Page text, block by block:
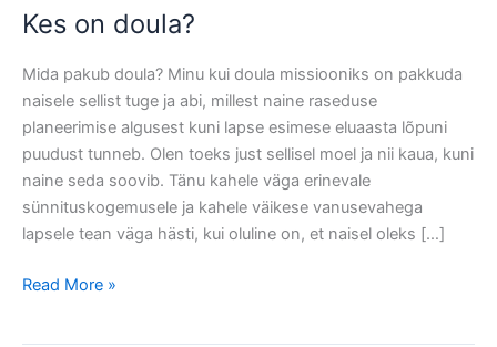
Kes on doula?
Mida pakub doula? Minu kui doula missiooniks on pakkuda
naisele sellist tuge ja abi, millest naine raseduse
planeerimise algusest kuni lapse esimese eluaasta lõpuni
puudust tunneb. Olen toeks just sellisel moel ja nii kaua, kuni
naine seda soovib. Tänu kahele väga erinevale
sünnituskogemusele ja kahele väikese vanusevahega
lapsele tean väga hästi, kui oluline on, et naisel oleks […]
Kes on
Read More »